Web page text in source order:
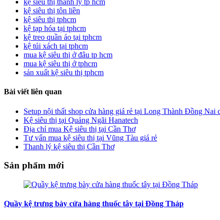
kệ siêu thị thanh lý tp hcm
kệ siêu thị tôn liền
kệ siêu thị tphcm
kệ tạp hóa tại tphcm
kệ treo quần áo tại tphcm
kệ túi xách tại tphcm
mua kệ siêu thị ở đâu tp hcm
mua kệ siêu thị ở tphcm
sản xuất kệ siêu thị tphcm
Bài viết liên quan
Setup nội thất shop cửa hàng giá rẻ tại Long Thành Đồng Nai
Kệ siêu thị tại Quảng Ngãi Hanatech
Địa chỉ mua Kệ siêu thị tại Cần Thơ
Tư vấn mua kệ siêu thị tại Vũng Tàu giá rẻ
Thanh lý kệ siêu thị Cần Thơ
Sản phẩm mới
Quầy kệ trưng bày cửa hàng thuốc tây tại Đồng Tháp